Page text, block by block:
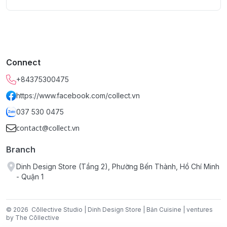
Connect
+84375300475
https://www.facebook.com/collect.vn
037 530 0475
contact@collect.vn
Branch
Dinh Design Store (Tầng 2), Phường Bến Thành, Hồ Chí Minh
- Quận 1
© 2026 Cōllective Studio | Dinh Design Store | Bản Cuisine | ventures
by The Cōllective